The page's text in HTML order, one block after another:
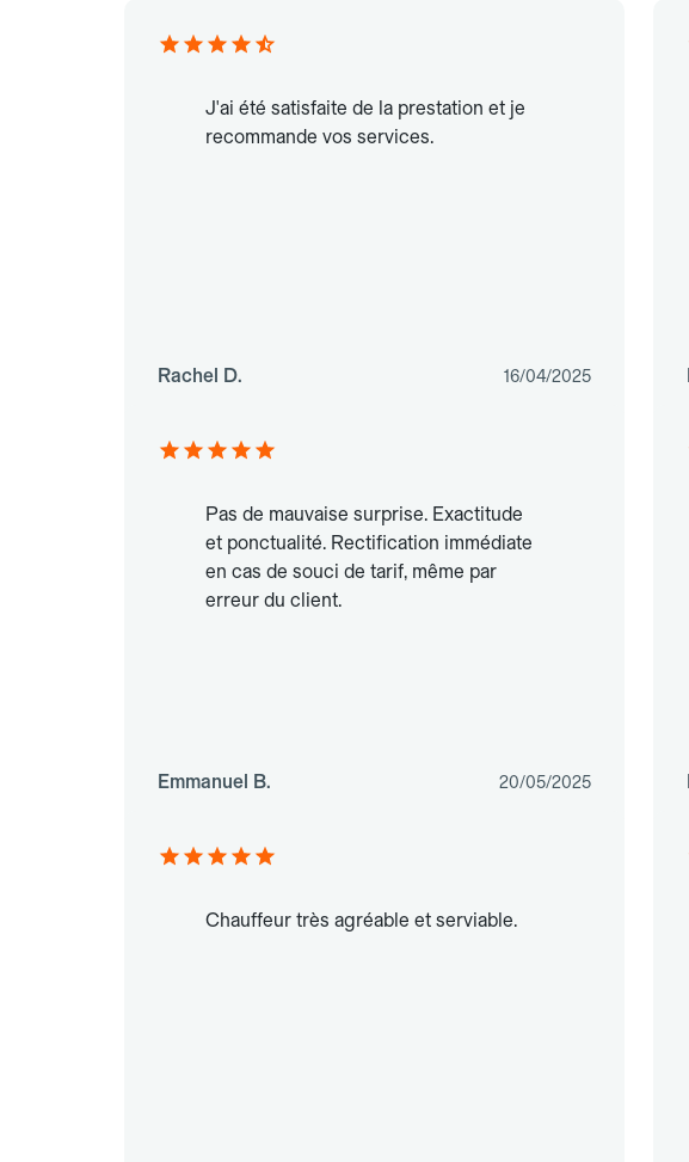
J'ai été satisfaite de la prestation et je
recommande vos services.
Rachel D. 16/04/2025
Pas de mauvaise surprise. Exactitude
et ponctualité. Rectification immédiate
en cas de souci de tarif, même par
erreur du client.
Emmanuel B. 20/05/2025
Chauffeur très agréable et serviable.